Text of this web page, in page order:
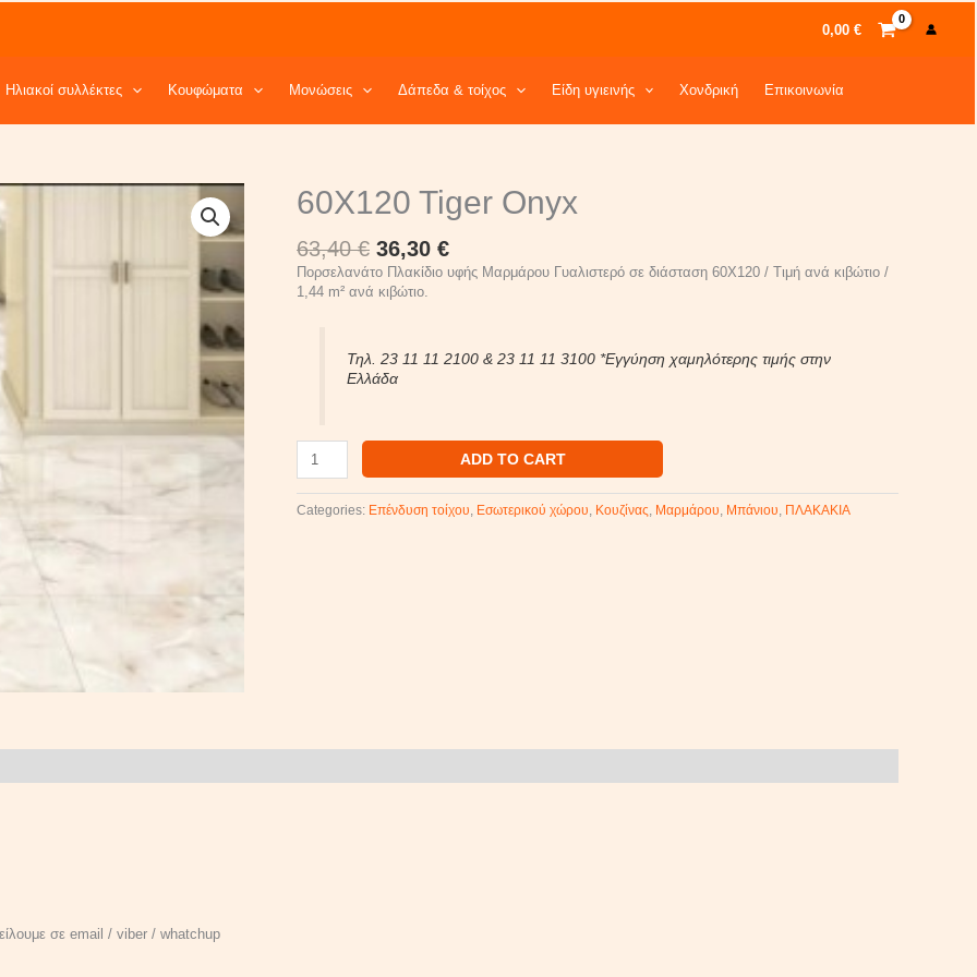
0,00€
Ηλιακοί συλλέκτες Κουφώματα Μονώσεις Δάπεδα & τοίχος Είδη υγιεινής Χονδρική Επικοινωνία
60X120 Tiger Onyx
63,40€
Original
price
63,40 €.
36,30 €
Current
price
36,30 €.
Πορσελανάτο Πλακίδιο υφής Μαρμάρου Γυαλιστερό σε διάσταση 60Χ120 / Τιμή ανά κιβώτιο /
1,44 m² ανά κιβώτιο.
Τηλ. 23 11 11 2100 & 23 11 11 3100 *Εγγύηση χαμηλότερης τιμής στην
Ελλάδα
60X120
Tiger
quantity
ADD TO CART
Categories: Επένδυση τοίχου Εσωτερικού χώρου Κουζίνας Μαρμάρου Μπάνιου ΠΛΑΚΑΚΙΑ
σε email / viber / whatchup